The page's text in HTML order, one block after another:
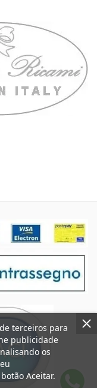
terceiros para
publicidade
os
Aceitar.